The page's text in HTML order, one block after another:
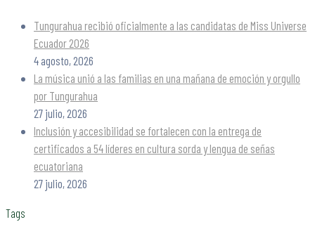
Tungurahua recibió oficialmente a las candidatas de Miss Universe
Ecuador 2026
4 agosto, 2026
La música unió a las familias en una mañana de emoción y orgullo
por Tungurahua
27 julio, 2026
Inclusión y accesibilidad se fortalecen con la entrega de
certificados a 54 líderes en cultura sorda y lengua de señas
ecuatoriana
27 julio, 2026
Tags